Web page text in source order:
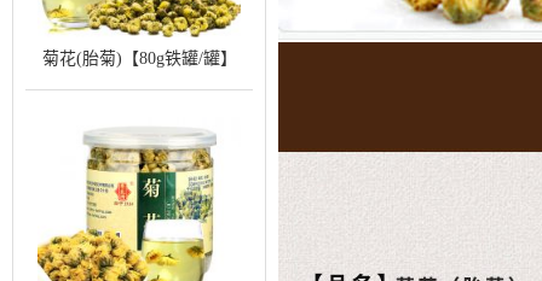
菊花(胎菊)【80g铁罐/罐】